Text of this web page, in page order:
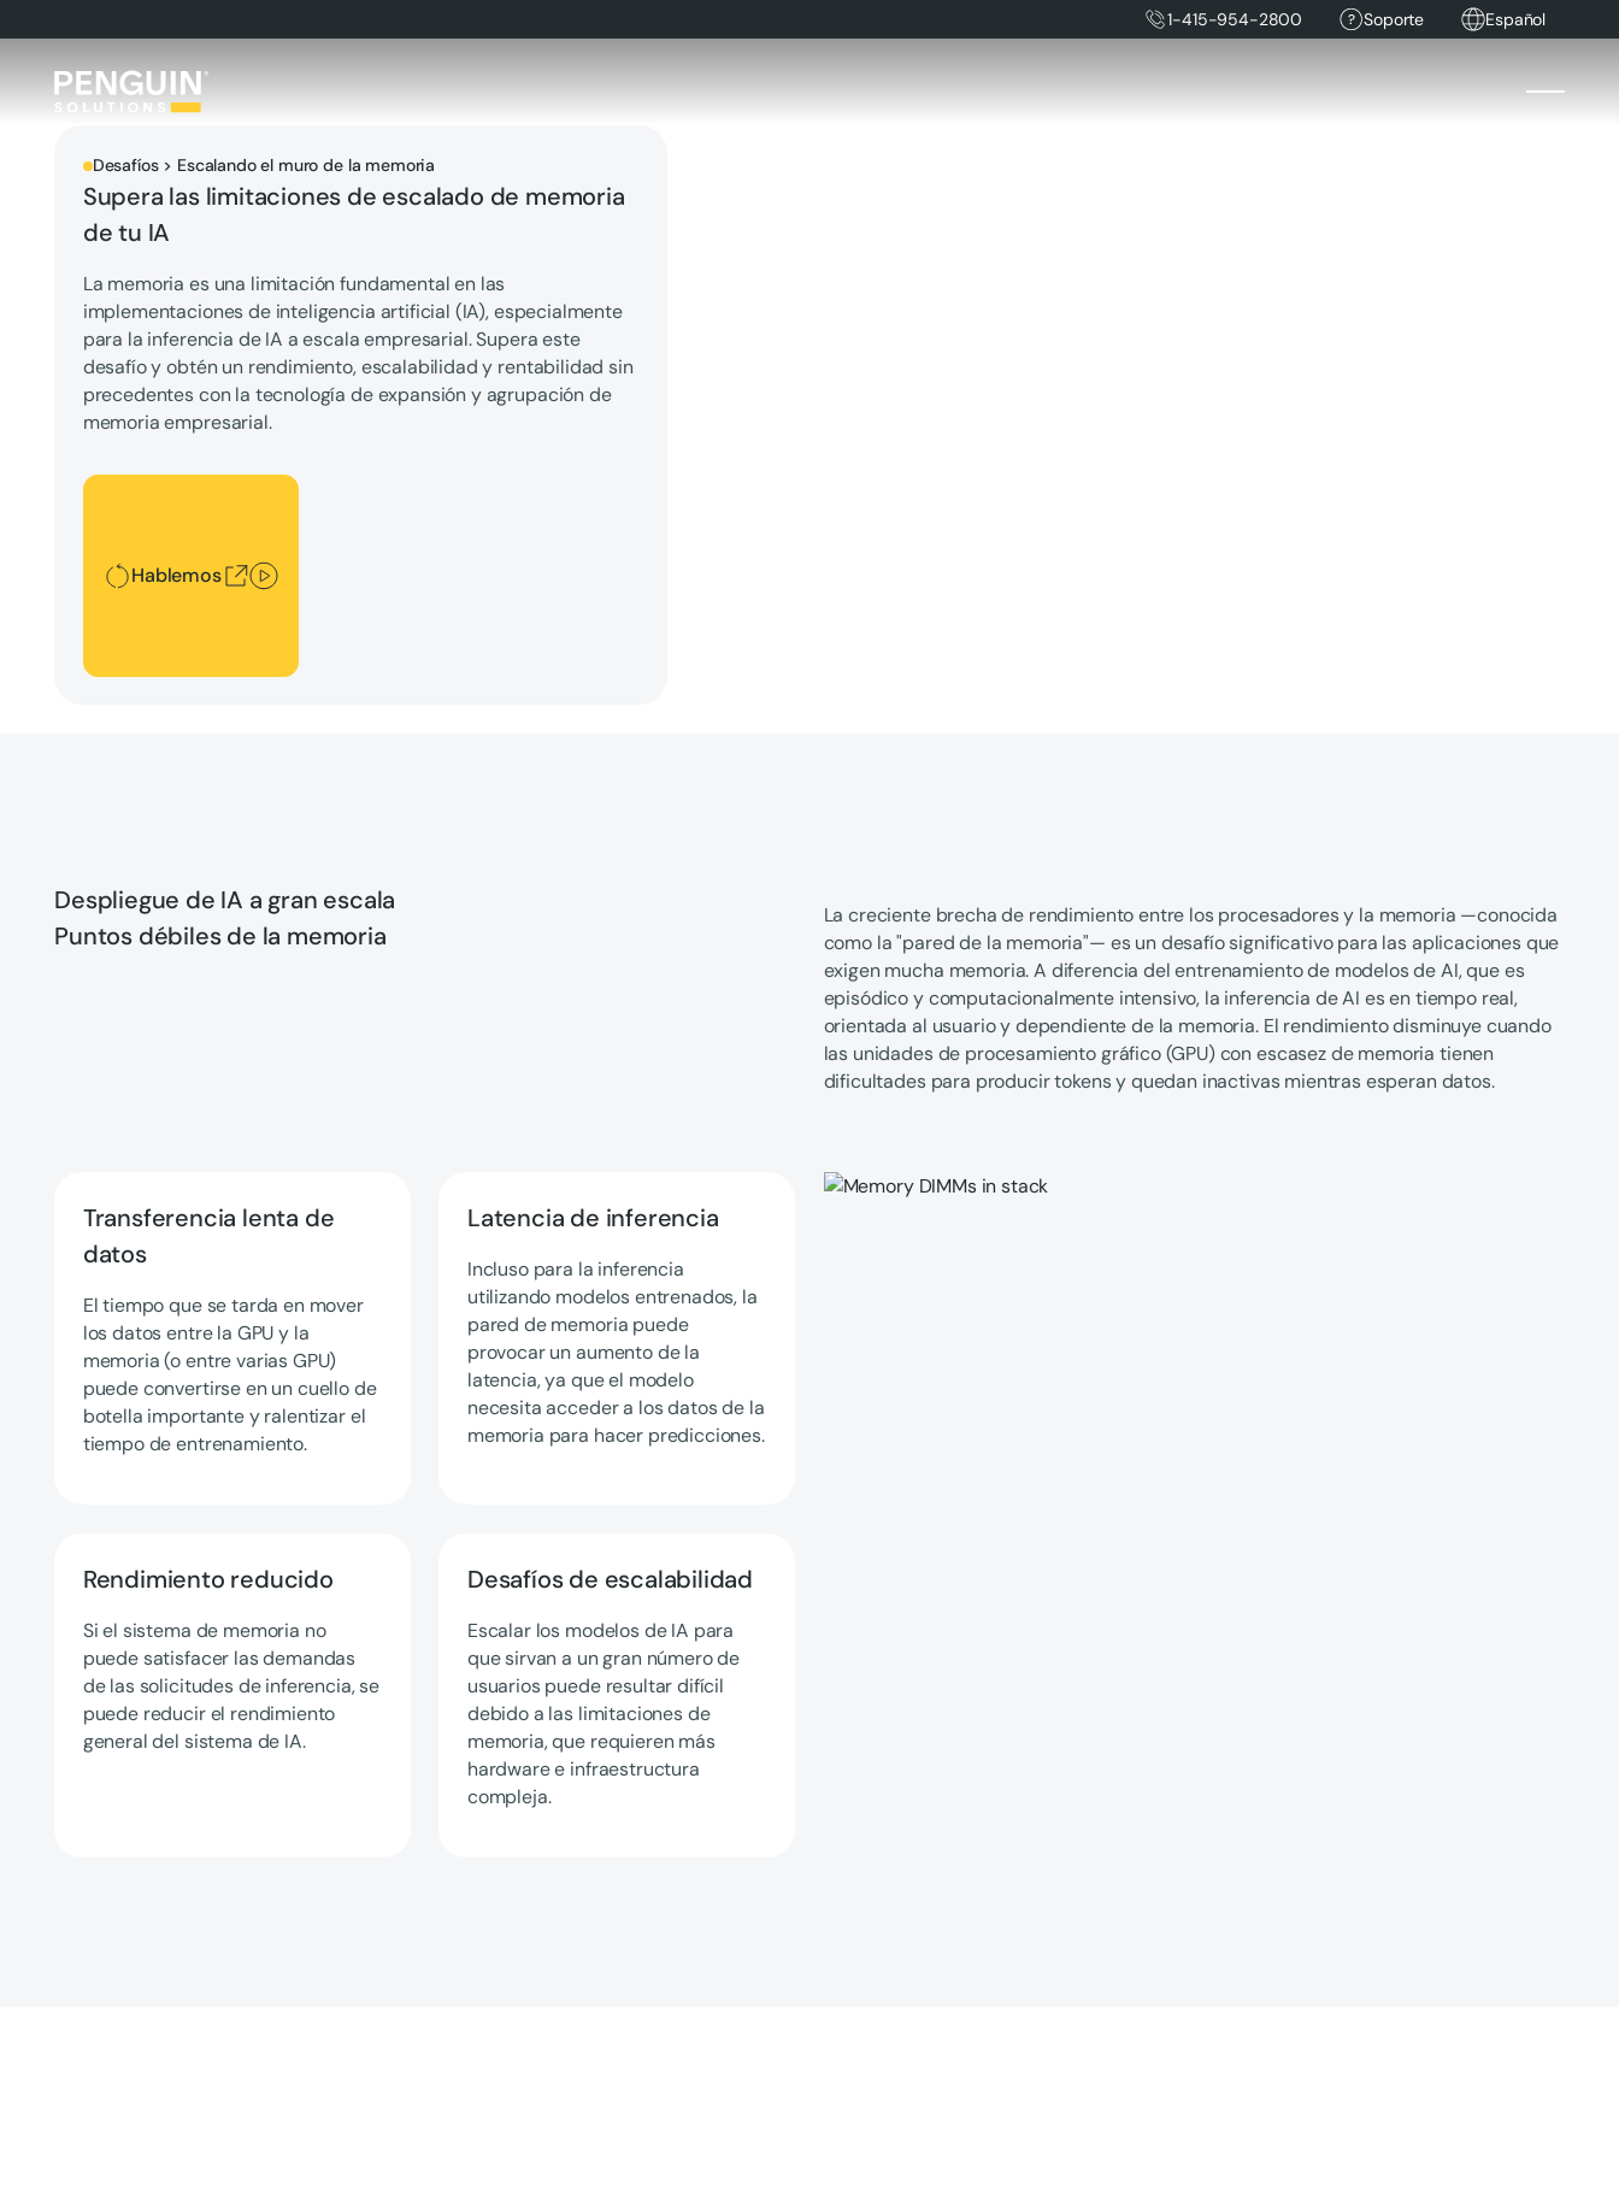
1-415-954-2800 Soporte Español
Desafíos > Escalando el muro de la memoria
Supera las limitaciones de escalado de memoria
de tu IA
La memoria es una limitación fundamental en las
implementaciones de inteligencia artificial (IA), especialmente
para la inferencia de IA a escala empresarial. Supera este
desafío y obtén un rendimiento, escalabilidad y rentabilidad sin
precedentes con la tecnología de expansión y agrupación de
memoria empresarial.
Hablemos
Hablemos
Despliegue de IA a gran escala
Puntos débiles de la memoria
La creciente brecha de rendimiento entre los procesadores y la memoria —conocida
como la "pared de la memoria"— es un desafío significativo para las aplicaciones que
exigen mucha memoria. A diferencia del entrenamiento de modelos de AI, que es
episódico y computacionalmente intensivo, la inferencia de AI es en tiempo real,
orientada al usuario y dependiente de la memoria. El rendimiento disminuye cuando
las unidades de procesamiento gráfico (GPU) con escasez de memoria tienen
dificultades para producir tokens y quedan inactivas mientras esperan datos.
Transferencia lenta de
datos
El tiempo que se tarda en mover
los datos entre la GPU y la
memoria (o entre varias GPU)
puede convertirse en un cuello de
botella importante y ralentizar el
tiempo de entrenamiento.
Latencia de inferencia
Incluso para la inferencia
utilizando modelos entrenados, la
pared de memoria puede
provocar un aumento de la
latencia, ya que el modelo
necesita acceder a los datos de la
memoria para hacer predicciones.
Rendimiento reducido
Si el sistema de memoria no
puede satisfacer las demandas
de las solicitudes de inferencia, se
puede reducir el rendimiento
general del sistema de IA.
Desafíos de escalabilidad
Escalar los modelos de IA para
que sirvan a un gran número de
usuarios puede resultar difícil
debido a las limitaciones de
memoria, que requieren más
hardware e infraestructura
compleja.